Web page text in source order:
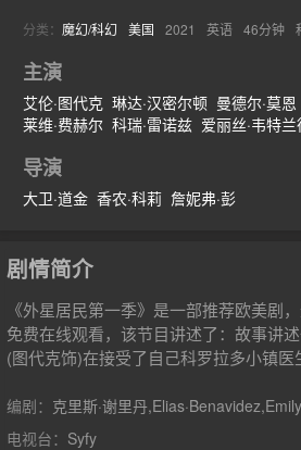
分类： 魔幻/科幻 美国 2021 英语 46分钟
主演
艾伦·图代克 琳达·汉密尔顿 曼德尔·莫恩
莱维·费赫尔 科瑞·雷诺兹 爱丽丝·韦特兰
Meredith·Garretson
Alex·Barima Jason·Maybaum
导演
大卫·道金 香农·科莉 詹妮弗·彭
剧情简介
《外星居民第一季》是一部推荐欧美剧
免费在线观看，该节目讲述了：故事讲
(图代克饰)在接受了自己科罗拉多小镇
救吗？以及为什么他们在吃披萨之前要
编剧： 克里斯·谢里丹
电视台： Syfy